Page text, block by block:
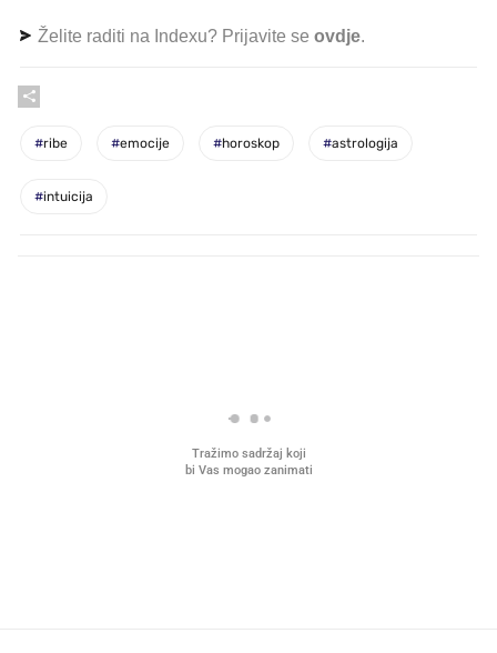
Želite raditi na Indexu? Prijavite se ovdje.
#ribe #emocije #horoskop #astrologija
#intuicija